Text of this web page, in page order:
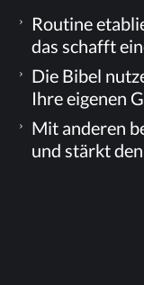
Rou­ti­ne
das schafft
Die Bi­bel
Ihre ei­ge­nen
Mit an­de­ren
und stärkt